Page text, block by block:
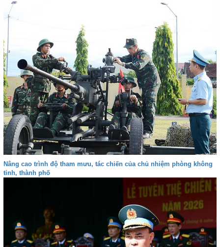
Nâng cao trình độ tham mưu, tác chiến của chủ nhiệm phòng không
tỉnh, thành phố